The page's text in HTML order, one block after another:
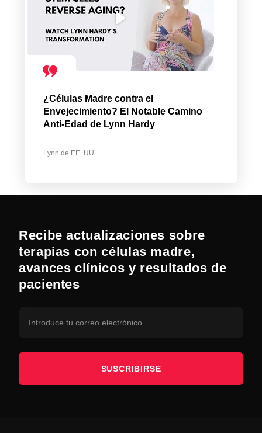
¿Células Madre contra el
Envejecimiento? El Notable Camino
Anti-Edad de Lynn Hardy
Lynn de EE. UU.
Recibe actualizaciones sobre
terapias con células madre,
avances clínicos y resultados de
pacientes
SUSCRIBIRSE